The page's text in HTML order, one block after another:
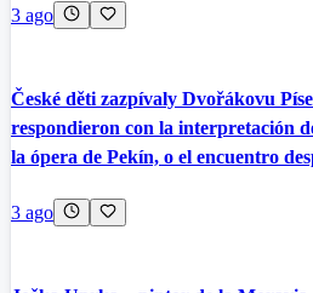
3 ago
České děti zazpívaly Dvořákovu
respondieron con la interpretación
la ópera de Pekín, o el encuentro
3 ago